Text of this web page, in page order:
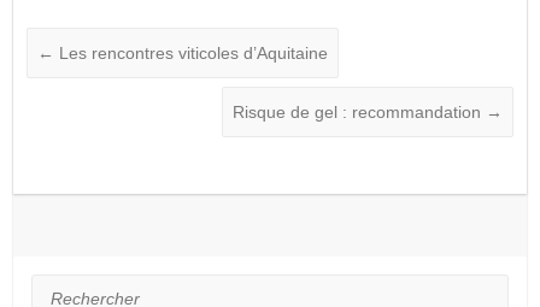
← Les rencontres viticoles d’Aquitaine
Risque de gel : recommandation →
Rechercher